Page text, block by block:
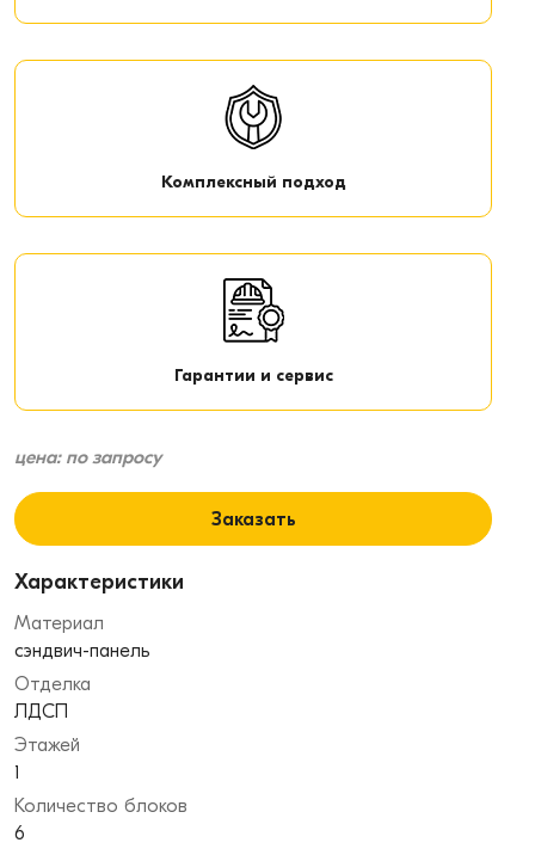
Комплексный подход
Гарантии и сервис
цена: по запросу
Заказать
Характеристики
Материал
сэндвич-панель
Отделка
ЛДСП
Этажей
1
Количество блоков
6